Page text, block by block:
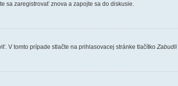
sa zaregistrovať znova a zapojte sa do diskusie.
V tomto prípade stlačte na prihlasovacej stránke tlačítko